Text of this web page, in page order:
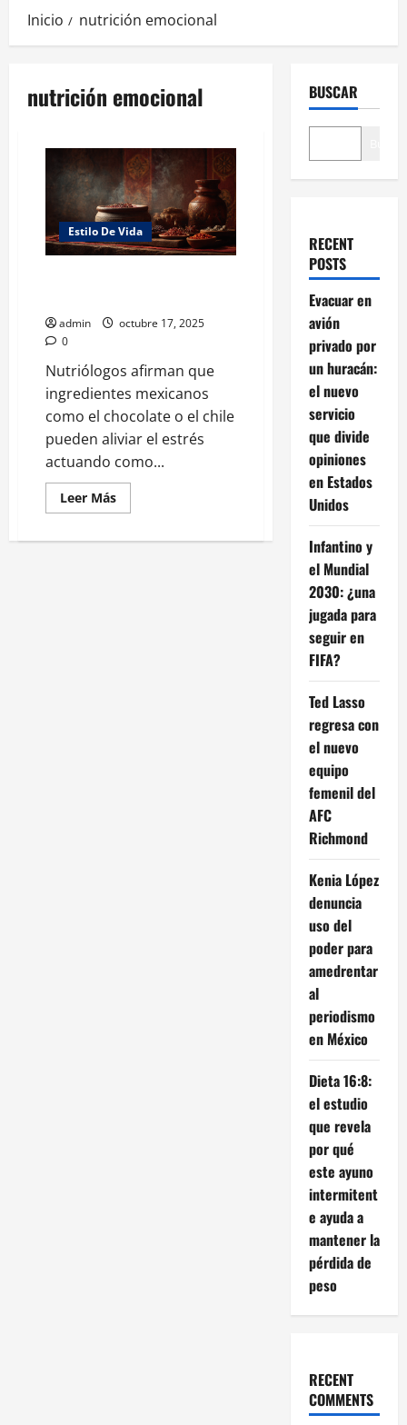
Inicio nutrición emocional
nutrición emocional
Estilo De Vida
admin
octubre 17, 2025
0
Nutriólogos afirman que
ingredientes mexicanos
como el chocolate o el chile
pueden aliviar el estrés
actuando como...
Leer MásLeer
más
Nutrición
BUSCAR
RECENT
POSTS
Evacuar en
avión
privado por
un huracán:
el nuevo
servicio
que divide
opiniones
en Estados
Unidos
Infantino y
el Mundial
2030: ¿una
jugada para
seguir en
FIFA?
Ted Lasso
regresa con
el nuevo
equipo
femenil del
AFC
Richmond
Kenia López
denuncia
uso del
poder para
amedrentar
al
periodismo
en México
Dieta 16:8:
el estudio
que revela
por qué
este ayuno
intermitent
e ayuda a
mantener la
pérdida de
peso
RECENT
COMMENTS